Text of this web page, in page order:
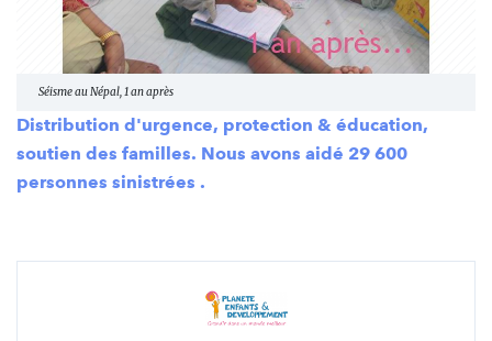
Séisme au Népal, 1 an après
Distribution d'urgence, protection & éducation,
soutien des familles. Nous avons aidé 29 600
personnes sinistrées .